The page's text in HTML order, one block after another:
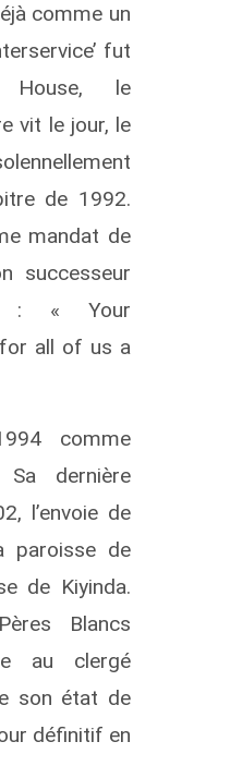
comme un
fut
House, le
vit le jour, le
de 1992.
mandat de
successeur
: « Your
all of us a
comme
dernière
l’envoie de
paroisse de
de Kiyinda.
Blancs
au clergé
son état de
définitif en